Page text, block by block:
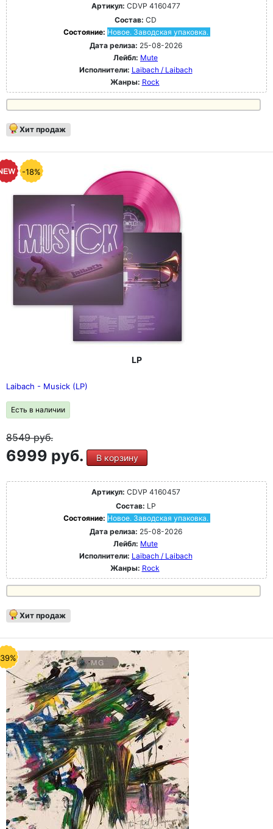
Артикул: CDVP 4160477
Состав: CD
Состояние: Новое. Заводская упаковка.
Дата релиза: 25-08-2026
Лейбл: Mute
Исполнители: Laibach / Laibach
Жанры: Rock
Хит продаж
-18%
LP
Laibach - Musick (LP)
Есть в наличии
8549руб.
6999 руб. В корзину
Артикул: CDVP 4160457
Состав: LP
Состояние: Новое. Заводская упаковка.
Дата релиза: 25-08-2026
Лейбл: Mute
Исполнители: Laibach / Laibach
Жанры: Rock
Хит продаж